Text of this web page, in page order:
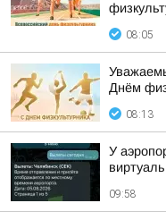
08:05
Днём
08:13
У
09:58